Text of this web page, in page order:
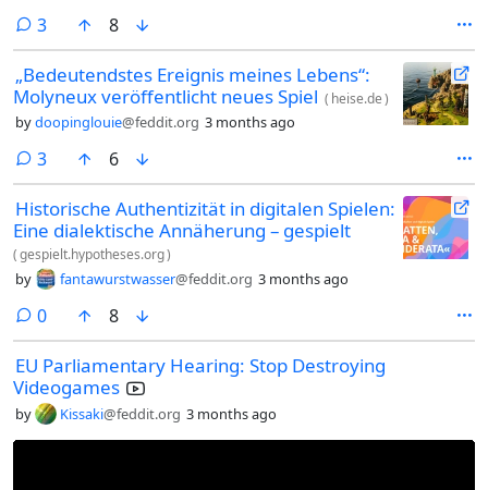
3comments
8
„Bedeutendstes Ereignis meines Lebens“:
Molyneux veröffentlicht neues Spiel ( heise.de)
bydoopinglouie@feddit.org 3 months ago
3comments
6
Historische Authentizität in digitalen Spielen:
Eine dialektische Annäherung – gespielt
(gespielt.hypotheses.org)
by fantawurstwasser@feddit.org 3 months ago
0comments
8
EU Parliamentary Hearing: Stop Destroying
Videogames
by Kissaki@feddit.org 3 months ago